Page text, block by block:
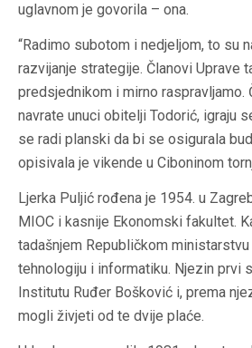
uglavnom je govorila – ona.
“Radimo subotom i nedjeljom, to su
razvijanje strategije. Članovi Uprave
predsjednikom i mirno raspravljamo.
navrate unuci obitelji Todorić, igraju
se radi planski da bi se osigurala
opisivala je vikende u Ciboninom
Ljerka Puljić rođena je 1954. u
MIOC i kasnije Ekonomski fakultet.
tadašnjem Republičkom
tehnologiju i informatiku. Njezin prvi
Institutu Ruđer Bošković i, prema
mogli živjeti od te dvije plaće.